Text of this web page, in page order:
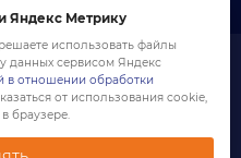
«ОЗНА»
данных
данных
сайта
Яндекс Метрику
использовать файлы
данных сервисом Яндекс
в отношении обработки
от использования cookie,
браузере.